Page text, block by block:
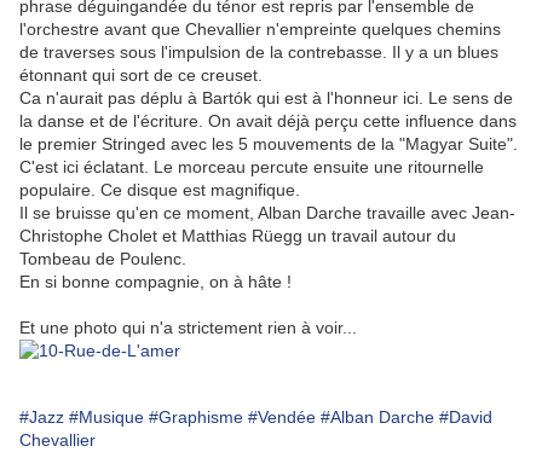
phrase déguingandée du ténor est repris par l'ensemble de
l'orchestre avant que Chevallier n'empreinte quelques chemins
de traverses sous l'impulsion de la contrebasse. Il y a un blues
étonnant qui sort de ce creuset.
Ca n'aurait pas déplu à Bartók qui est à l'honneur ici. Le sens de
la danse et de l'écriture. On avait déjà perçu cette influence dans
le premier Stringed avec les 5 mouvements de la "Magyar Suite".
C'est ici éclatant. Le morceau percute ensuite une ritournelle
populaire. Ce disque est magnifique.
Il se bruisse qu'en ce moment, Alban Darche travaille avec Jean-
Christophe Cholet et Matthias Rüegg un travail autour du
Tombeau de Poulenc.
En si bonne compagnie, on à hâte !
Et une photo qui n'a strictement rien à voir...
#Jazz #Musique #Graphisme #Vendée #Alban Darche #David
Chevallier